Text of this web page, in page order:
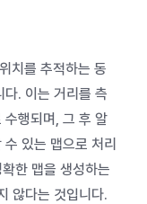
치를 추적하는 동
. 이는 거리를 측
수행되며, 그 후 알
있는 맵으로 처리
한 맵을 생성하는
않다는 것입니다.